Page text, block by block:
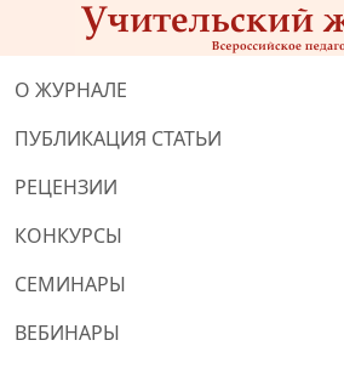
О ЖУРНАЛЕ
ПУБЛИКАЦИЯ СТАТЬИ
РЕЦЕНЗИИ
КОНКУРСЫ
СЕМИНАРЫ
ВЕБИНАРЫ